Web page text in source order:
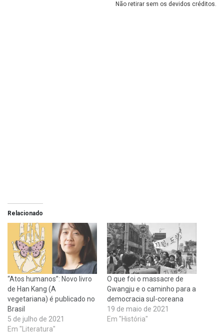
Não retirar sem os devidos créditos.
Relacionado
“Atos humanos”: Novo livro
de Han Kang (A
vegetariana) é publicado no
Brasil
5 de julho de 2021
Em "Literatura"
O que foi o massacre de
Gwangju e o caminho para a
democracia sul-coreana
19 de maio de 2021
Em "História"